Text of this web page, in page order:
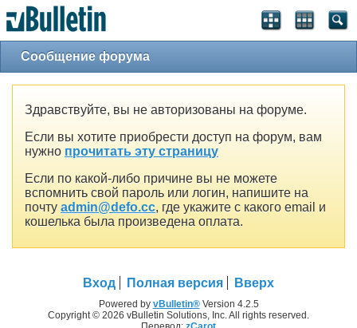
Сообщение форума
Здравствуйте, вы не авторизованы на форуме.
Если вы хотите приобрести доступ на форум, вам
нужно прочитать эту страницу
Если по какой-либо причине вы не можете
вспомнить свой пароль или логин, напишите на
почту admin@defo.cc, где укажите с какого email и
кошелька была произведена оплата.
Вход Полная версия Вверх
Powered by vBulletin®Version 4.2.5
Copyright © 2026 vBulletin Solutions, Inc. All rights reserved.